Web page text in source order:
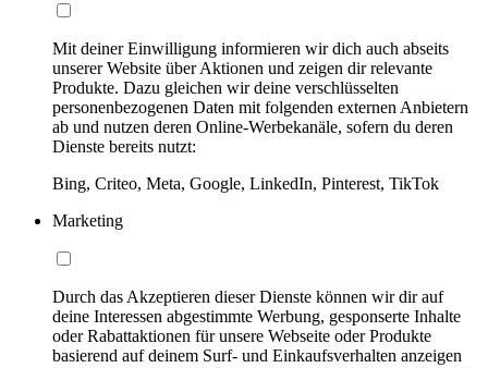
Mit deiner Einwilligung informieren wir dich auch abseits
unserer Website über Aktionen und zeigen dir relevante
Produkte. Dazu gleichen wir deine verschlüsselten
personenbezogenen Daten mit folgenden externen Anbietern
ab und nutzen deren Online-Werbekanäle, sofern du deren
Dienste bereits nutzt:
Bing, Criteo, Meta, Google, LinkedIn, Pinterest, TikTok
Marketing
Durch das Akzeptieren dieser Dienste können wir dir auf
deine Interessen abgestimmte Werbung, gesponserte Inhalte
oder Rabattaktionen für unsere Webseite oder Produkte
basierend auf deinem Surf- und Einkaufsverhalten anzeigen